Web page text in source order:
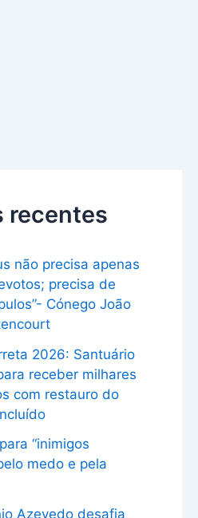
recentes
não precisa apenas
precisa de
Cónego João
2026: Santuário
receber milhares
com restauro do
“inimigos
medo e pela
Azevedo desafia